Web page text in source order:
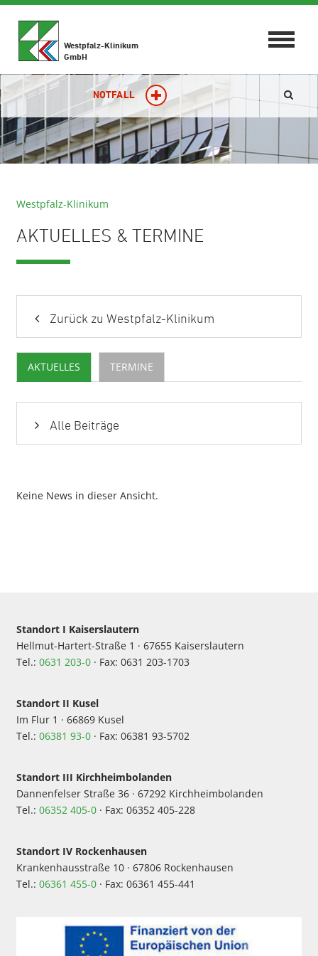
Toggle
Westpfalz-Klinikum
GmbH
NOTFALL
Westpfalz-Klinikum
AKTUELLES & TERMINE
Zurück zu Westpfalz-Klinikum
AKTUELLES TERMINE
Alle Beiträge
Keine News in dieser Ansicht.
Standort I Kaiserslautern
Hellmut-Hartert-Straße 1 · 67655 Kaiserslautern
Tel.: 0631 203-0 · Fax: 0631 203-1703
Standort II Kusel
Im Flur 1 · 66869 Kusel
Tel.: 06381 93-0 · Fax: 06381 93-5702
Standort III Kirchheimbolanden
Dannenfelser Straße 36 · 67292 Kirchheimbolanden
Tel.: 06352 405-0 · Fax: 06352 405-228
Standort IV Rockenhausen
Krankenhausstraße 10 · 67806 Rockenhausen
Tel.: 06361 455-0 · Fax: 06361 455-441